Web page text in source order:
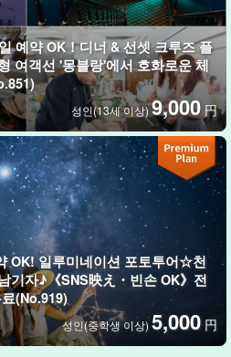
예약 OK！디너 & 선셋 크루즈 플
여객선 '몽블랑'에서 호화로운 체
성인(13세 이상)9,000 円
OK! 일루미네이션 포토투어☆천
기자♪《SNS映え・빈손 OK》전
(No.919)
성인(중학생 이상) 5,000 円